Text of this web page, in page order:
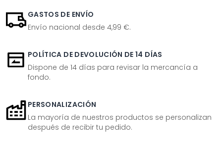
GASTOS DE ENVÍO
Envío nacional desde 4,99 €.
POLÍTICA DE DEVOLUCIÓN DE 14 DÍAS
Dispone de 14 días para revisar la mercancía a
fondo.
PERSONALIZACIÓN
La mayoría de nuestros productos se personalizan
después de recibir tu pedido.